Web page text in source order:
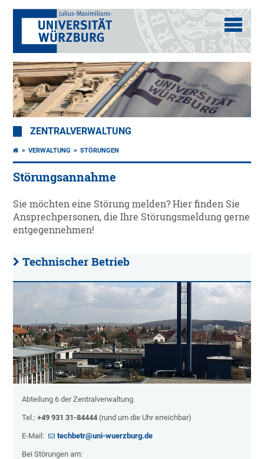
ZENTRALVERWALTUNG
VERWALTUNG STÖRUNGEN
Störungsannahme
Sie möchten eine Störung melden? Hier finden Sie
Ansprechpersonen, die Ihre Störungsmeldung gerne
entgegennehmen!
Technischer Betrieb
Abteilung 6 der Zentralverwaltung
Tel.:+49 931 31-84444 (rund um die Uhr erreichbar)
E-Mail: techbetr@uni-wuerzburg.de
Bei Störungen am: